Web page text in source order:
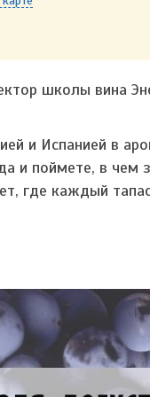
школы вина
и Испанией в
и поймете, в чем
где каждый